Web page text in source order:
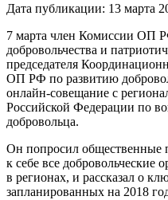
Дата публикации: 13 марта
7 марта член Комиссии ОП
добровольчества и
председателя
ОП РФ по развитию
онлайн-совещание с
Российской Федерации по
добровольца.
Он попросил общественные
к себе все добровольческие
в регионах, и рассказал о
запланированных на 2018